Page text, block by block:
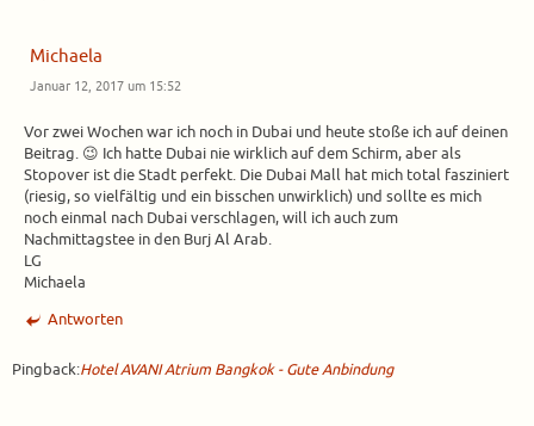
Michaela
Januar 12, 2017 um 15:52
Vor zwei Wochen war ich noch in Dubai und heute stoße ich auf deinen
Beitrag. 😉 Ich hatte Dubai nie wirklich auf dem Schirm, aber als
Stopover ist die Stadt perfekt. Die Dubai Mall hat mich total fasziniert
(riesig, so vielfältig und ein bisschen unwirklich) und sollte es mich
noch einmal nach Dubai verschlagen, will ich auch zum
Nachmittagstee in den Burj Al Arab.
LG
Michaela
Antworten
Pingback:Hotel AVANI Atrium Bangkok - Gute Anbindung